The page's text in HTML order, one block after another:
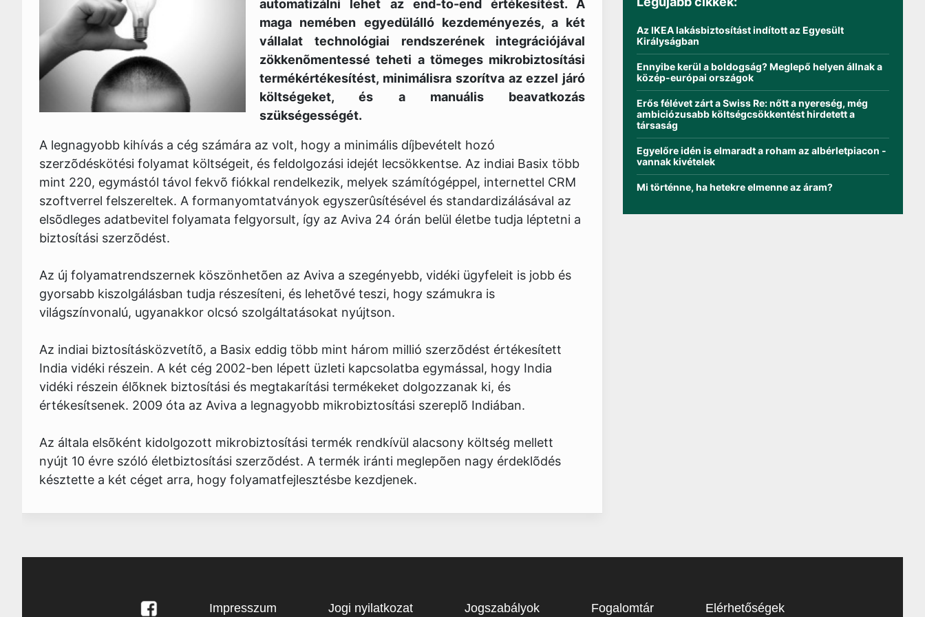
automatizálni lehet az end-to-end értékesítést. A
maga nemében egyedülálló kezdeményezés, a két
vállalat technológiai rendszerének integrációjával
zökkenõmentessé teheti a tömeges mikrobiztosítási
termékértékesítést, minimálisra szorítva az ezzel járó
költségeket, és a manuális beavatkozás
szükségességét.
A legnagyobb kihívás a cég számára az volt, hogy a minimális díjbevételt hozó
szerzõdéskötési folyamat költségeit, és feldolgozási idejét lecsökkentse. Az indiai Basix több
mint 220, egymástól távol fekvõ fiókkal rendelkezik, melyek számítógéppel, internettel CRM
szoftverrel felszereltek. A formanyomtatványok egyszerûsítésével és standardizálásával az
elsõdleges adatbevitel folyamata felgyorsult, így az Aviva 24 órán belül életbe tudja léptetni a
biztosítási szerzõdést.
Az új folyamatrendszernek köszönhetõen az Aviva a szegényebb, vidéki ügyfeleit is jobb és
gyorsabb kiszolgálásban tudja részesíteni, és lehetõvé teszi, hogy számukra is
világszínvonalú, ugyanakkor olcsó szolgáltatásokat nyújtson.
Az indiai biztosításközvetítõ, a Basix eddig több mint három millió szerzõdést értékesített
India vidéki részein. A két cég 2002-ben lépett üzleti kapcsolatba egymással, hogy India
vidéki részein élõknek biztosítási és megtakarítási termékeket dolgozzanak ki, és
értékesítsenek. 2009 óta az Aviva a legnagyobb mikrobiztosítási szereplõ Indiában.
Az általa elsõként kidolgozott mikrobiztosítási termék rendkívül alacsony költség mellett
nyújt 10 évre szóló életbiztosítási szerzõdést. A termék iránti meglepõen nagy érdeklõdés
késztette a két céget arra, hogy folyamatfejlesztésbe kezdjenek.
Az IKEA lakásbiztosítást indított az Egyesült
Királyságban
Ennyibe kerül a boldogság? Meglepő helyen állnak a
közép-európai országok
Erős félévet zárt a Swiss Re: nőtt a nyereség, még
ambiciózusabb költségcsökkentést hirdetett a
társaság
Egyelőre idén is elmaradt a roham az albérletpiacon -
vannak kivételek
Mi történne, ha hetekre elmenne az áram?
Impresszum Jogi nyilatkozat Jogszabályok Fogalomtár Elérhetőségek